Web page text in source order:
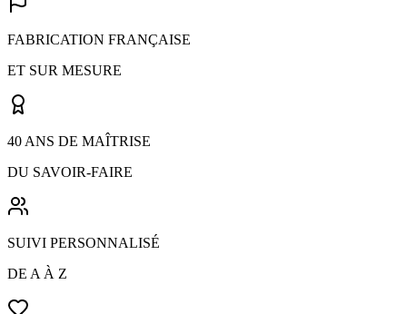
FABRICATION FRANÇAISE
ET SUR MESURE
40 ANS DE MAÎTRISE
DU SAVOIR-FAIRE
SUIVI PERSONNALISÉ
DE A À Z